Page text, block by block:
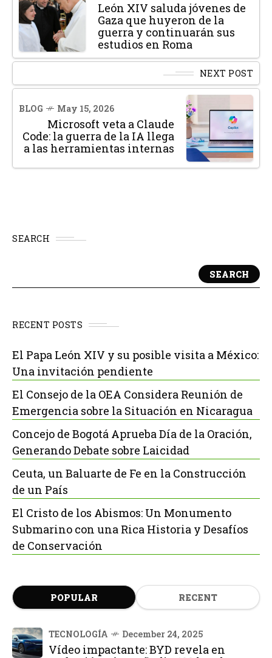
León XIV saluda jóvenes de
Gaza que huyeron de la
guerra y continuarán sus
estudios en Roma
NEXT POST
BLOG May 15, 2026
Microsoft veta a Claude
Code: la guerra de la IA llega
a las herramientas internas
SEARCH
SEARCH
RECENT POSTS
El Papa León XIV y su posible visita a México:
Una invitación pendiente
El Consejo de la OEA Considera Reunión de
Emergencia sobre la Situación en Nicaragua
Concejo de Bogotá Aprueba Día de la Oración,
Generando Debate sobre Laicidad
Ceuta, un Baluarte de Fe en la Construcción
de un País
El Cristo de los Abismos: Un Monumento
Submarino con una Rica Historia y Desafíos
de Conservación
POPULAR RECENT
TECNOLOGÍA December 24, 2025
Vídeo impactante: BYD revela en